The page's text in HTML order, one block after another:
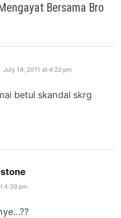
Bersama Bro
says:
July 14, 2011 at 4:22 pm
betul skandal skrg
4:39 pm